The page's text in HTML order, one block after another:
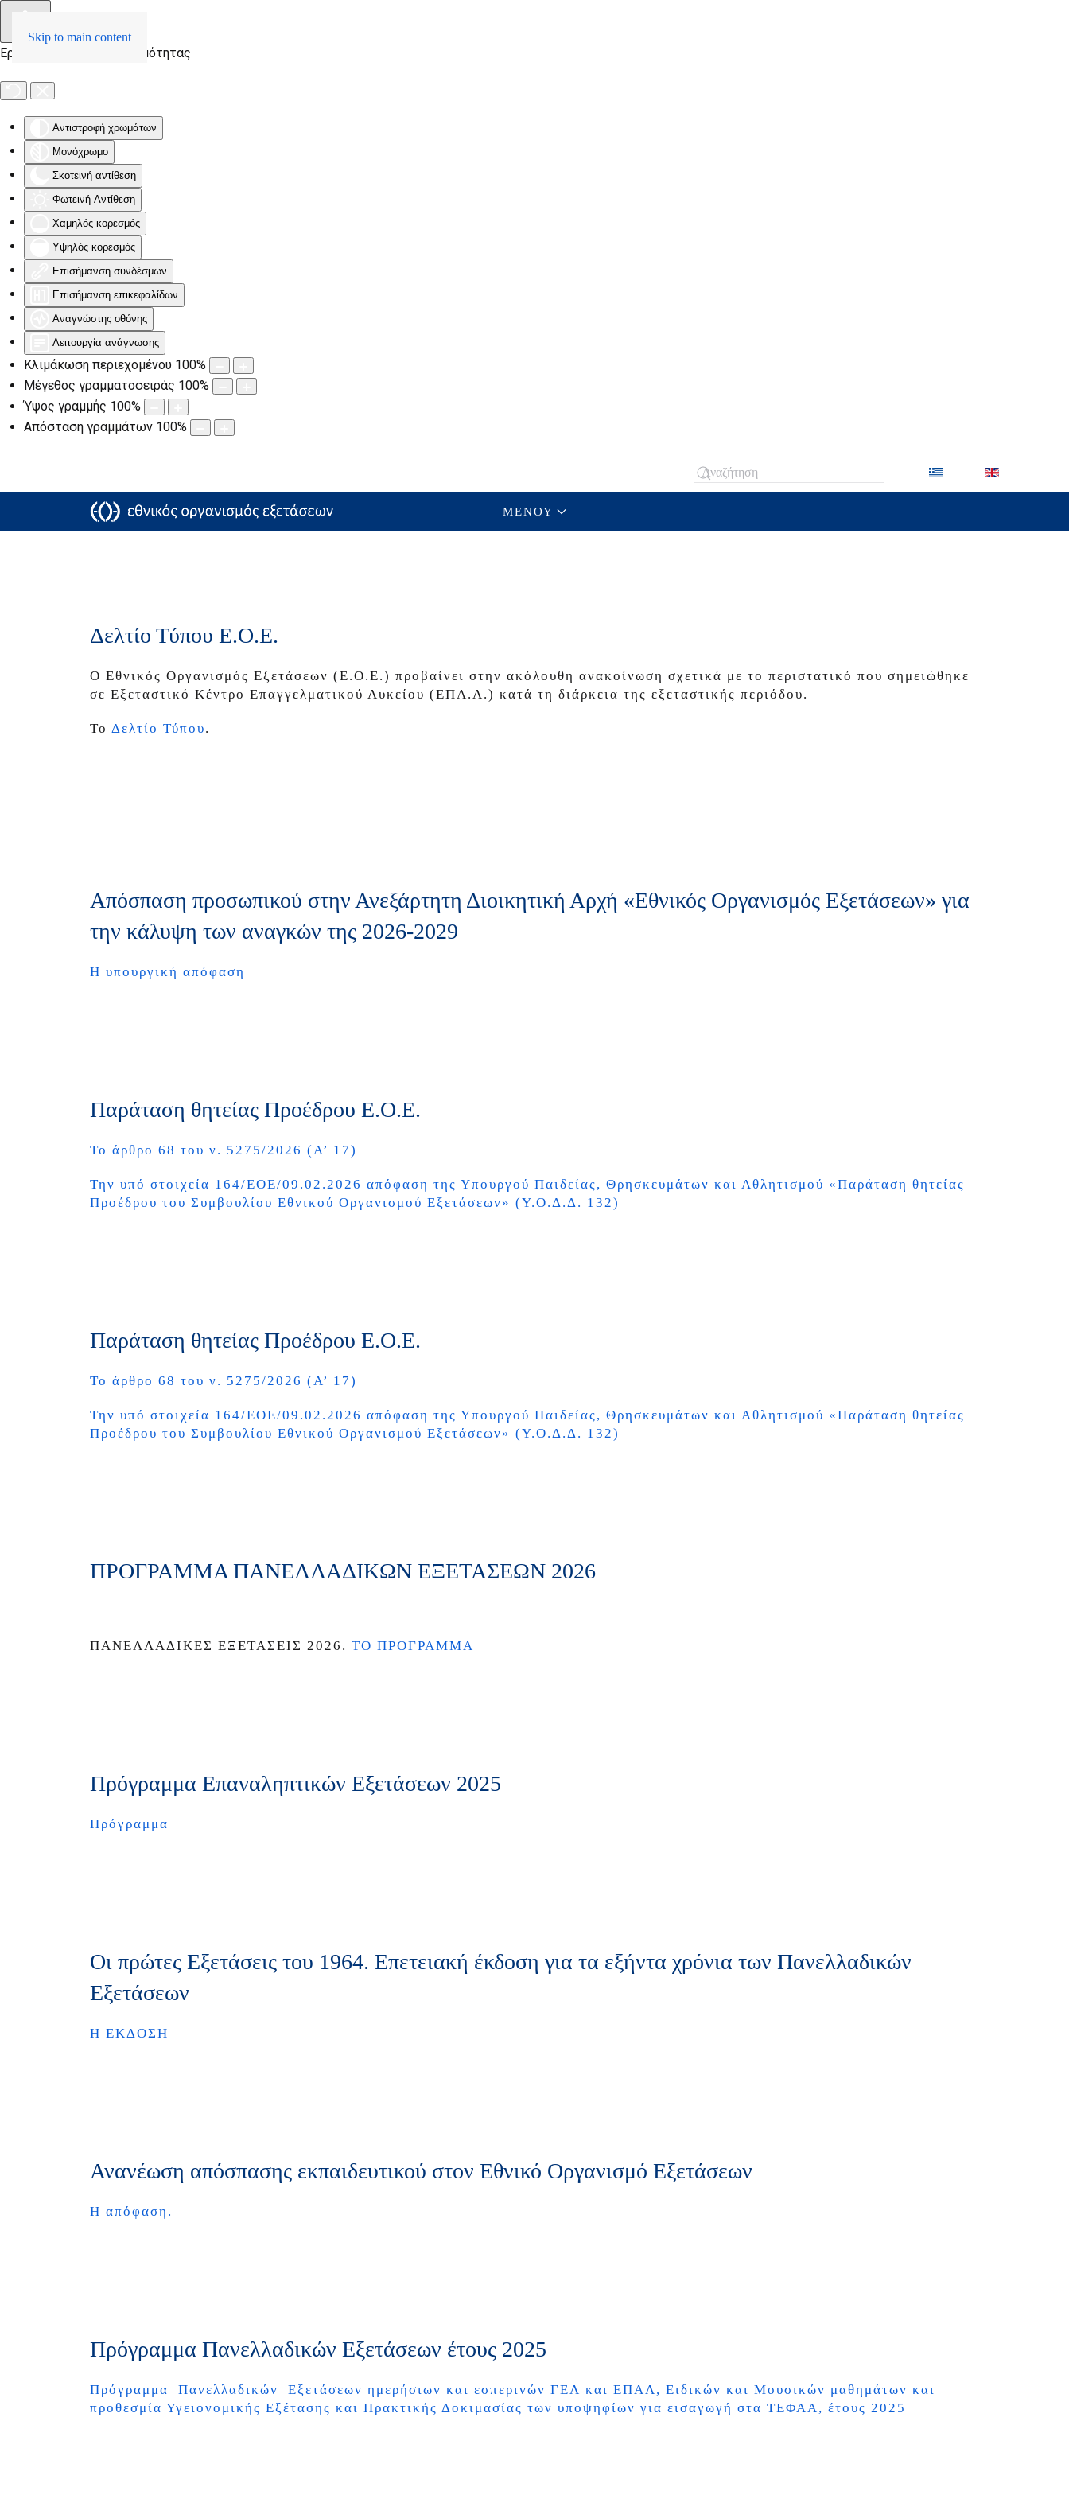
Εργαλειοθήκη Προσβασιμότητας
Αντιστροφή χρωμάτων
Μονόχρωμο
Σκοτεινή αντίθεση
Φωτεινή Αντίθεση
Χαμηλός κορεσμός
Υψηλός κορεσμός
Επισήμανση συνδέσμων
Επισήμανση επικεφαλίδων
Αναγνώστης οθόνης
Λειτουργία ανάγνωσης
Κλιμάκωση περιεχομένου 100%
Μέγεθος γραμματοσειράς 100%
Ύψος γραμμής 100%
Απόσταση γραμμάτων 100%
Skip to main content
Type 2 or more characters for results.
ΜΕΝΟΥ
Δελτίο Τύπου Ε.Ο.Ε.
Ο Εθνικός Οργανισμός Εξετάσεων (Ε.Ο.Ε.) προβαίνει στην ακόλουθη ανακοίνωση σχετικά με το περιστατικό που σημειώθηκε
σε Εξεταστικό Κέντρο Επαγγελματικού Λυκείου (ΕΠΑ.Λ.) κατά τη διάρκεια της εξεταστικής περιόδου.
Το Δελτίο Τύπου.
Απόσπαση προσωπικού στην Ανεξάρτητη Διοικητική Αρχή «Εθνικός Οργανισμός Εξετάσεων» για
την κάλυψη των αναγκών της 2026-2029
Η υπουργική απόφαση
Παράταση θητείας Προέδρου Ε.Ο.Ε.
Το άρθρο 68 του ν. 5275/2026 (Α’ 17)
Την υπό στοιχεία 164/ΕΟΕ/09.02.2026 απόφαση της Υπουργού Παιδείας, Θρησκευμάτων και Αθλητισμού «Παράταση θητείας
Προέδρου του Συμβουλίου Εθνικού Οργανισμού Εξετάσεων» (Υ.Ο.Δ.Δ. 132)
Παράταση θητείας Προέδρου Ε.Ο.Ε.
Το άρθρο 68 του ν. 5275/2026 (Α’ 17)
Την υπό στοιχεία 164/ΕΟΕ/09.02.2026 απόφαση της Υπουργού Παιδείας, Θρησκευμάτων και Αθλητισμού «Παράταση θητείας
Προέδρου του Συμβουλίου Εθνικού Οργανισμού Εξετάσεων» (Υ.Ο.Δ.Δ. 132)
ΠΡΟΓΡΑΜΜΑ ΠΑΝΕΛΛΑΔΙΚΩΝ ΕΞΕΤΑΣΕΩΝ 2026
ΠΑΝΕΛΛΑΔΙΚΕΣ ΕΞΕΤΑΣΕΙΣ 2026. ΤΟ ΠΡΟΓΡΑΜΜΑ
Πρόγραμμα Επαναληπτικών Εξετάσεων 2025
Πρόγραμμα
Οι πρώτες Εξετάσεις του 1964. Επετειακή έκδοση για τα εξήντα χρόνια των Πανελλαδικών
Εξετάσεων
Η ΕΚΔΟΣΗ
Ανανέωση απόσπασης εκπαιδευτικού στον Εθνικό Οργανισμό Εξετάσεων
Η απόφαση.
Πρόγραμμα Πανελλαδικών Εξετάσεων έτους 2025
Πρόγραμμα Πανελλαδικών Εξετάσεων ημερήσιων και εσπερινών ΓΕΛ και ΕΠΑΛ, Ειδικών και Μουσικών μαθημάτων και
προθεσμία Υγειονομικής Εξέτασης και Πρακτικής Δοκιμασίας των υποψηφίων για εισαγωγή στα ΤΕΦΑΑ, έτους 2025